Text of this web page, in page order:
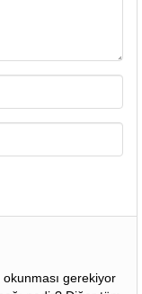
gerekiyor